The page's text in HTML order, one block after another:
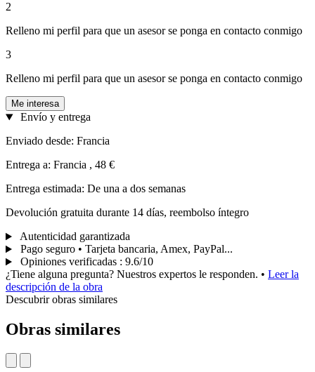
2
Relleno mi perfil para que un asesor se ponga en contacto conmigo
3
Relleno mi perfil para que un asesor se ponga en contacto conmigo
Me interesa
Envío y entrega
Enviado desde: Francia
Entrega a: Francia , 48 €
Entrega estimada: De una a dos semanas
Devolución gratuita durante 14 días, reembolso íntegro
Autenticidad garantizada
Pago seguro • Tarjeta bancaria, Amex, PayPal...
Opiniones verificadas : 9.6/10
¿Tiene alguna pregunta? Nuestros expertos le responden. • Leer la
descripción de la obra
Descubrir obras similares
Obras similares